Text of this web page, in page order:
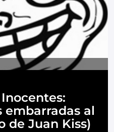
embarradas al
de Juan Kiss)